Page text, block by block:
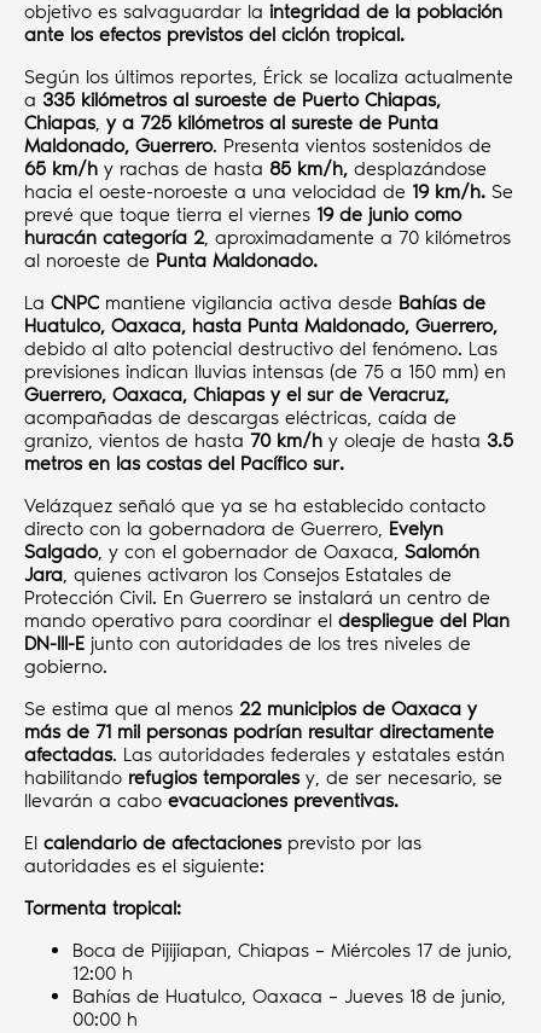
objetivo es salvaguardar la integridad de la población
ante los efectos previstos del ciclón tropical.
Según los últimos reportes, Érick se localiza actualmente
a 335 kilómetros al suroeste de Puerto Chiapas,
Chiapas, y a 725 kilómetros al sureste de Punta
Maldonado, Guerrero. Presenta vientos sostenidos de
65 km/h y rachas de hasta 85 km/h, desplazándose
hacia el oeste-noroeste a una velocidad de 19 km/h. Se
prevé que toque tierra el viernes 19 de junio como
huracán categoría 2, aproximadamente a 70 kilómetros
al noroeste de Punta Maldonado.
La CNPC mantiene vigilancia activa desde Bahías de
Huatulco, Oaxaca, hasta Punta Maldonado, Guerrero,
debido al alto potencial destructivo del fenómeno. Las
previsiones indican lluvias intensas (de 75 a 150 mm) en
Guerrero, Oaxaca, Chiapas y el sur de Veracruz,
acompañadas de descargas eléctricas, caída de
granizo, vientos de hasta 70 km/h y oleaje de hasta 3.5
metros en las costas del Pacífico sur.
Velázquez señaló que ya se ha establecido contacto
directo con la gobernadora de Guerrero, Evelyn
Salgado, y con el gobernador de Oaxaca, Salomón
Jara, quienes activaron los Consejos Estatales de
Protección Civil. En Guerrero se instalará un centro de
mando operativo para coordinar el despliegue del Plan
DN-III-E junto con autoridades de los tres niveles de
gobierno.
Se estima que al menos 22 municipios de Oaxaca y
más de 71 mil personas podrían resultar directamente
afectadas. Las autoridades federales y estatales están
habilitando refugios temporalesy, de ser necesario, se
llevarán a cabo evacuaciones preventivas.
El calendario de afectacionesprevisto por las
autoridades es el siguiente:
Tormenta tropical:
Boca de Pijijiapan, Chiapas – Miércoles 17 de junio,
12:00 h
Bahías de Huatulco, Oaxaca – Jueves 18 de junio,
00:00 h